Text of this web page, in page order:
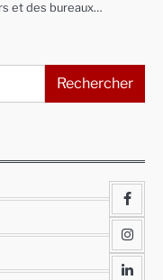
et des bureaux…
Rechercher